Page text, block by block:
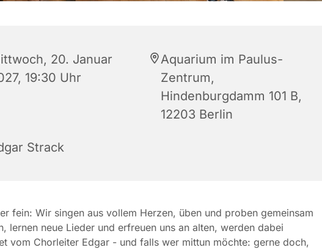
20. Januar
19:30 Uhr
Aquarium im Paulus-
Zentrum,
Hindenburgdamm 101 B,
12203 Berlin
Strack
fein: Wir singen aus vollem Herzen, üben und proben gemeinsam
lernen neue Lieder und erfreuen uns an alten, werden dabei
vom Chorleiter Edgar - und falls wer mittun möchte: gerne doch,